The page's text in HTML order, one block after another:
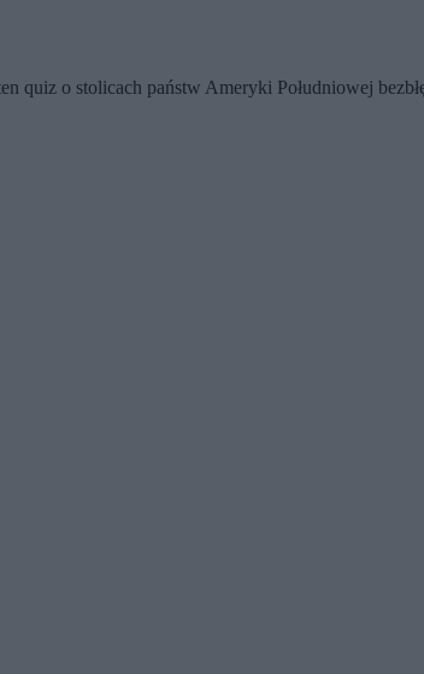
quiz o stolicach państw Ameryki Południowej